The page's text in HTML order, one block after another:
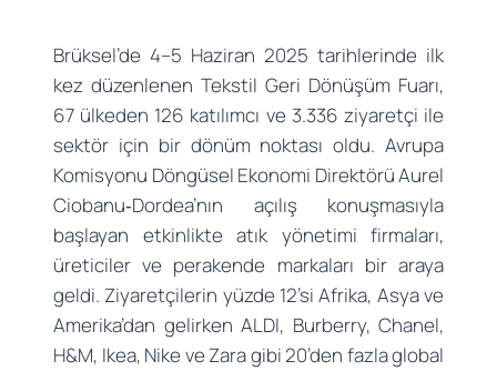
Brüksel’de 4–5 Haziran 2025 tarihlerinde ilk
kez düzenlenen Tekstil Geri Dönüşüm Fuarı,
67 ülkeden 126 katılımcı ve 3.336 ziyaretçi ile
sektör için bir dönüm noktası oldu. Avrupa
Komisyonu Döngüsel Ekonomi Direktörü Aurel
Ciobanu‑Dordea’nın açılış konuşmasıyla
başlayan etkinlikte atık yönetimi firmaları,
üreticiler ve perakende markaları bir araya
geldi. Ziyaretçilerin yüzde 12’si Afrika, Asya ve
Amerika’dan gelirken ALDI, Burberry, Chanel,
H&M, Ikea, Nike ve Zara gibi 20’den fazla global